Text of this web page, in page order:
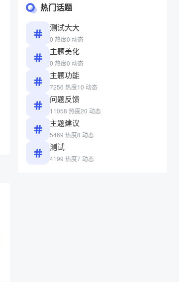
热门话题
测试大大
0 热度0 动态
主题美化
0 热度0 动态
主题功能
7256 热度10 动态
问题反馈
11058 热度20 动态
主题建议
5469 热度8 动态
测试
4199 热度7 动态